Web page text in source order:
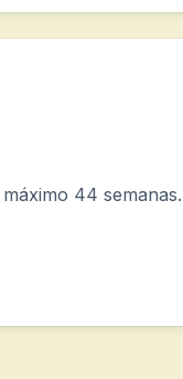
44 semanas.